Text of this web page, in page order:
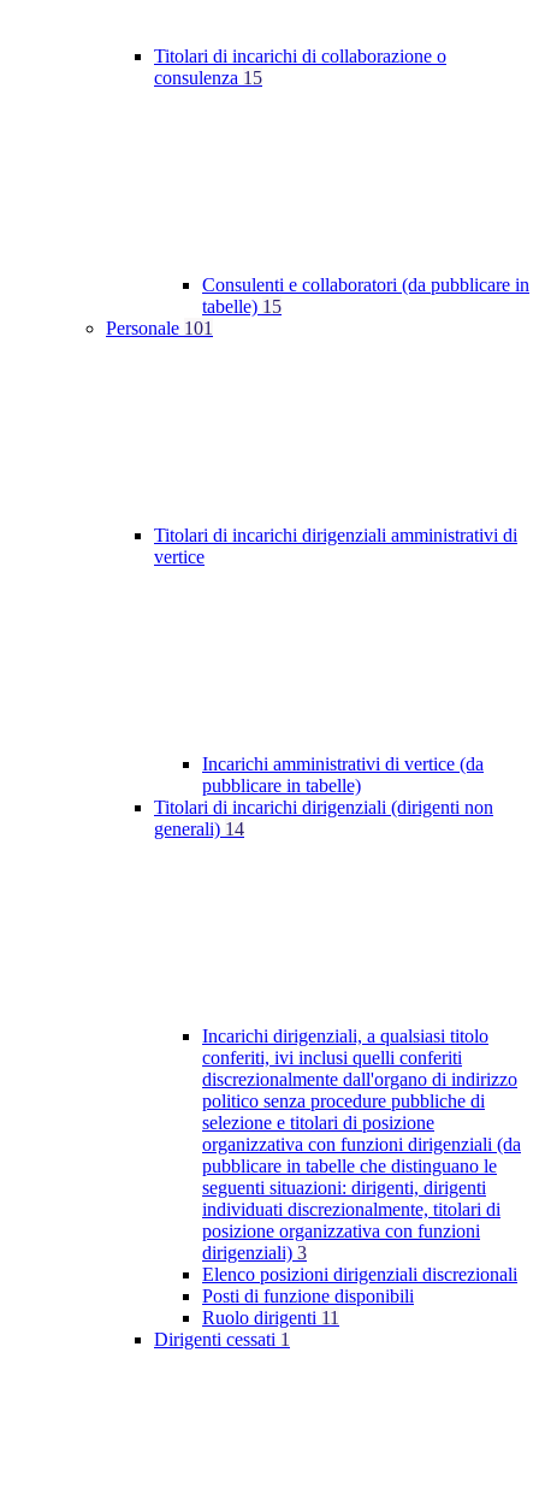
Titolari di incarichi di collaborazione o
consulenza 15
Consulenti e collaboratori (da pubblicare in
tabelle) 15
Personale 101
Titolari di incarichi dirigenziali amministrativi di
vertice
Incarichi amministrativi di vertice (da
pubblicare in tabelle)
Titolari di incarichi dirigenziali (dirigenti non
generali) 14
Incarichi dirigenziali, a qualsiasi titolo
conferiti, ivi inclusi quelli conferiti
discrezionalmente dall'organo di indirizzo
politico senza procedure pubbliche di
selezione e titolari di posizione
organizzativa con funzioni dirigenziali (da
pubblicare in tabelle che distinguano le
seguenti situazioni: dirigenti, dirigenti
individuati discrezionalmente, titolari di
posizione organizzativa con funzioni
dirigenziali) 3
Elenco posizioni dirigenziali discrezionali
Posti di funzione disponibili
Ruolo dirigenti 11
Dirigenti cessati 1